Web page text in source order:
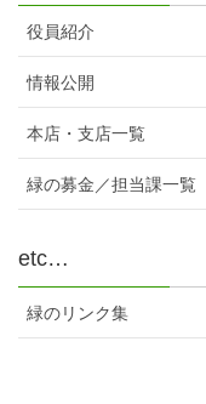
役員紹介
情報公開
本店・支店一覧
緑の募金／担当課一覧
etc…
緑のリンク集